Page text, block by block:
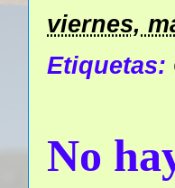
viernes,
Etiquetas:
No